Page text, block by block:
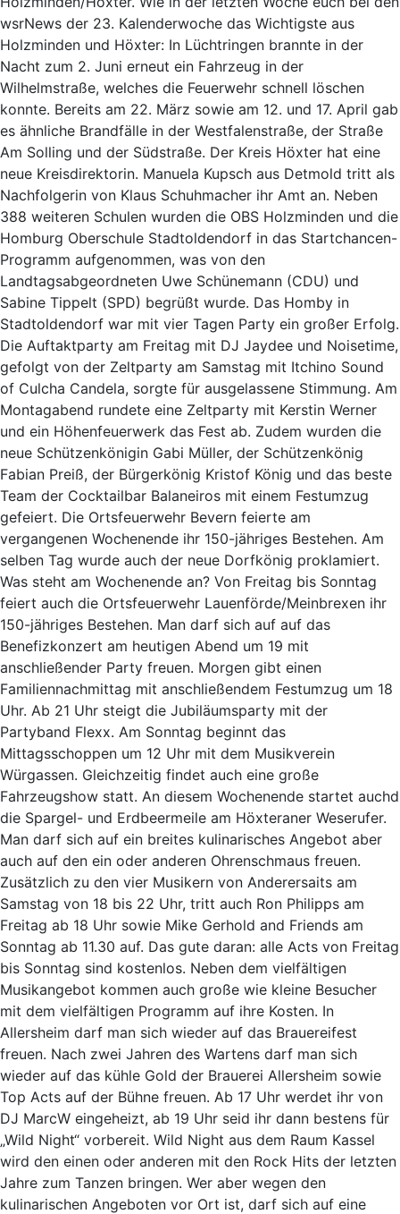
wsrNews der 23. Kalenderwoche das Wichtigste aus
Holzminden und Höxter: In Lüchtringen brannte in der
Nacht zum 2. Juni erneut ein Fahrzeug in der
Wilhelmstraße, welches die Feuerwehr schnell löschen
konnte. Bereits am 22. März sowie am 12. und 17. April gab
es ähnliche Brandfälle in der Westfalenstraße, der Straße
Am Solling und der Südstraße. Der Kreis Höxter hat eine
neue Kreisdirektorin. Manuela Kupsch aus Detmold tritt als
Nachfolgerin von Klaus Schuhmacher ihr Amt an. Neben
388 weiteren Schulen wurden die OBS Holzminden und die
Homburg Oberschule Stadtoldendorf in das Startchancen-
Programm aufgenommen, was von den
Landtagsabgeordneten Uwe Schünemann (CDU) und
Sabine Tippelt (SPD) begrüßt wurde. Das Homby in
Stadtoldendorf war mit vier Tagen Party ein großer Erfolg.
Die Auftaktparty am Freitag mit DJ Jaydee und Noisetime,
gefolgt von der Zeltparty am Samstag mit Itchino Sound
of Culcha Candela, sorgte für ausgelassene Stimmung. Am
Montagabend rundete eine Zeltparty mit Kerstin Werner
und ein Höhenfeuerwerk das Fest ab. Zudem wurden die
neue Schützenkönigin Gabi Müller, der Schützenkönig
Fabian Preiß, der Bürgerkönig Kristof König und das beste
Team der Cocktailbar Balaneiros mit einem Festumzug
gefeiert. Die Ortsfeuerwehr Bevern feierte am
vergangenen Wochenende ihr 150-jähriges Bestehen. Am
selben Tag wurde auch der neue Dorfkönig proklamiert.
Was steht am Wochenende an? Von Freitag bis Sonntag
feiert auch die Ortsfeuerwehr Lauenförde/Meinbrexen ihr
150-jähriges Bestehen. Man darf sich auf auf das
Benefizkonzert am heutigen Abend um 19 mit
anschließender Party freuen. Morgen gibt einen
Familiennachmittag mit anschließendem Festumzug um 18
Uhr. Ab 21 Uhr steigt die Jubiläumsparty mit der
Partyband Flexx. Am Sonntag beginnt das
Mittagsschoppen um 12 Uhr mit dem Musikverein
Würgassen. Gleichzeitig findet auch eine große
Fahrzeugshow statt. An diesem Wochenende startet auchd
die Spargel- und Erdbeermeile am Höxteraner Weserufer.
Man darf sich auf ein breites kulinarisches Angebot aber
auch auf den ein oder anderen Ohrenschmaus freuen.
Zusätzlich zu den vier Musikern von Anderersaits am
Samstag von 18 bis 22 Uhr, tritt auch Ron Philipps am
Freitag ab 18 Uhr sowie Mike Gerhold and Friends am
Sonntag ab 11.30 auf. Das gute daran: alle Acts von Freitag
bis Sonntag sind kostenlos. Neben dem vielfältigen
Musikangebot kommen auch große wie kleine Besucher
mit dem vielfältigen Programm auf ihre Kosten. In
Allersheim darf man sich wieder auf das Brauereifest
freuen. Nach zwei Jahren des Wartens darf man sich
wieder auf das kühle Gold der Brauerei Allersheim sowie
Top Acts auf der Bühne freuen. Ab 17 Uhr werdet ihr von
DJ MarcW eingeheizt, ab 19 Uhr seid ihr dann bestens für
„Wild Night“ vorbereit. Wild Night aus dem Raum Kassel
wird den einen oder anderen mit den Rock Hits der letzten
Jahre zum Tanzen bringen. Wer aber wegen den
kulinarischen Angeboten vor Ort ist, darf sich auf eine